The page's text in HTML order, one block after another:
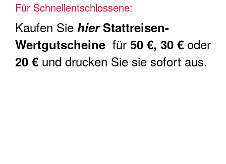
Für Schnellentschlossene:
Kaufen Sie hierStattreisen-
Wertgutscheine für 50 €, 30 € oder
20 € und drucken Sie sie sofort aus.